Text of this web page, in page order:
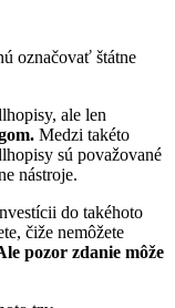
označovať štátne
ale len
Medzi takéto
sú považované
nástroje.
do takéhoto
čiže nemôžete
pozor zdanie môže